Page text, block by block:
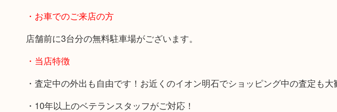
・お車でのご来店の方
店舗前に3台分の無料駐車場がございます。
・当店特徴
・査定中の外出も自由です！お近くのイオン明石でショッピング中の査定も大
・10年以上のベテランスタッフがご対応！